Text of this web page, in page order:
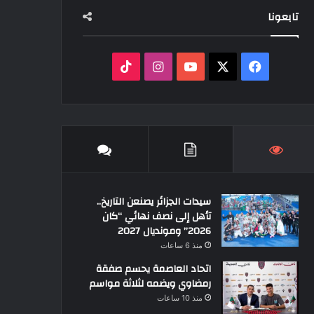
تابعونا
فيسبوك ‫YouTubeانستقرام
سيدات الجزائر يصنعن التاريخ..
تأهل إلى نصف نهائي “كان
2026” ومونديال 2027
منذ 6 ساعات
اتحاد العاصمة يحسم صفقة
رمضاوي ويضمه لثلاثة مواسم
منذ 10 ساعات